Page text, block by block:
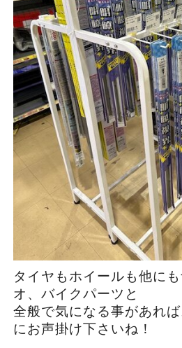
タイヤもホイールも他に
オ、バイクパーツと
全般で気になる事があれ
にお声掛け下さいね！